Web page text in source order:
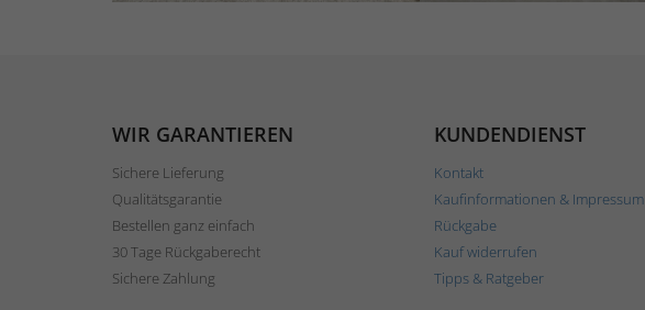
WIR GARANTIEREN
Sichere Lieferung
Qualitätsgarantie
Bestellen ganz einfach
30 Tage Rückgaberecht
Sichere Zahlung
KUNDENDIENST
Kontakt
Kaufinformationen & Impressum
Rückgabe
Kauf widerrufen
Tipps & Ratgeber